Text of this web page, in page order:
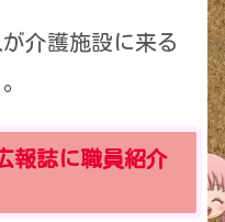
介護施設に来る
報誌に職員紹介